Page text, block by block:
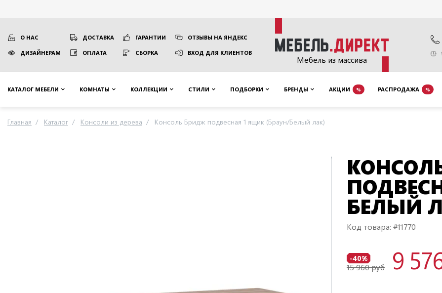
Мебель из массива
О НАС ДОСТАВКА ГАРАНТИИ ОТЗЫВЫ НА ЯНДЕКС
ДИЗАЙНЕРАМ ОПЛАТА СБОРКА ВХОД ДЛЯ КЛИЕНТОВ
КАТАЛОГ МЕБЕЛИ КОМНАТЫ КОЛЛЕКЦИИ СТИЛИ ПОДБОРКИ БРЕНДЫ АКЦИИ % РАСПРОДАЖА %
Главная Каталог Консоли из дерева Консоль Бридж подвесная 1 ящик (Браун/Белый лак)
БЕЛЫЙ
Код товара: #11770
-40%
15 960 руб 9